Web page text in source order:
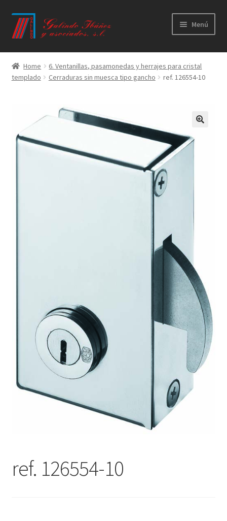
Ir
a
Ir
al
Menú
Principal
Productos
Catálogos
Home
6. Ventanillas, pasamonedas y herrajes para cristal
templado
Cerraduras sin muesca tipo gancho ref. 126554-10
ref. 126554-10